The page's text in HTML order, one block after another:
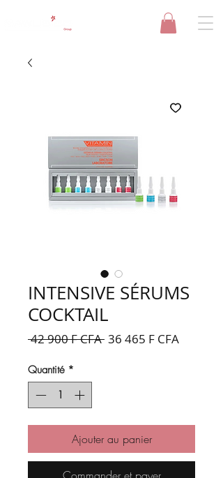
INTENSIVE SÉRUMS
COCKTAIL
42 900 F CFA Prix
36 465 F CFAPrix
Quantité *
Ajouter au panier